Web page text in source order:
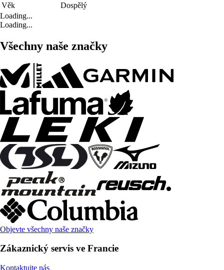
Věk
Dospělý
Loading...
Loading...
Všechny naše značky
Objevte všechny naše značky
Zákaznický servis ve Francie
Kontaktujte nás